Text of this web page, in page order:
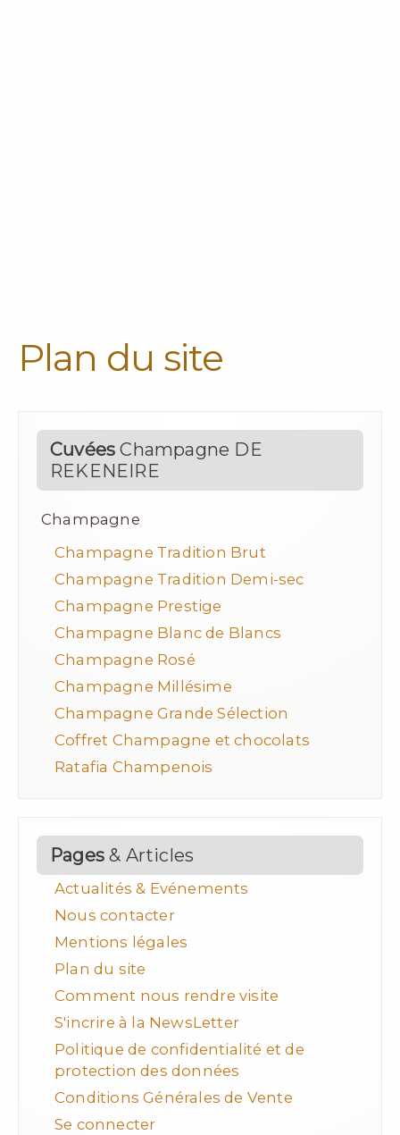
Plan du site
Cuvées Champagne DE
REKENEIRE
Champagne
Champagne Tradition Brut
Champagne Tradition Demi-sec
Champagne Prestige
Champagne Blanc de Blancs
Champagne Rosé
Champagne Millésime
Champagne Grande Sélection
Coffret Champagne et chocolats
Ratafia Champenois
Pages & Articles
Actualités & Evénements
Nous contacter
Mentions légales
Plan du site
Comment nous rendre visite
S'incrire à la NewsLetter
Politique de confidentialité et de
protection des données
Conditions Générales de Vente
Se connecter